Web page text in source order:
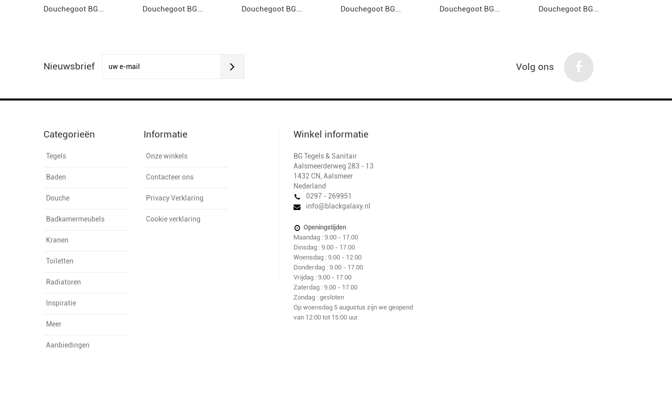
Douchegoot BG... Douchegoot BG... Douchegoot BG... Douchegoot BG... Douchegoot BG... Douchegoot BG...
Nieuwsbrief Volg ons
Categorieën
Tegels
Baden
Douche
Badkamermeubels
Kranen
Toiletten
Radiatoren
Inspiratie
Meer
Aanbiedingen
Informatie
Onze winkels
Contacteer ons
Privacy Verklaring
Cookie verklaring
Winkel informatie
BG Tegels & Sanitair
Aalsmeerderweg 283 - 13
1432 CN Aalsmeer
Nederland
0297 - 269951
info@blackgalaxy.nl
Openingstijden
Maandag : 9.00 - 17.00
Dinsdag : 9.00 - 17.00
Woensdag : 9.00 - 12.00
Donderdag : 9.00 - 17.00
Vrijdag : 9.00 - 17.00
Zaterdag : 9.00 - 17.00
Zondag : gesloten
Op woensdag 5 augustus zijn we geopend
van 12:00 tot 15:00 uur.